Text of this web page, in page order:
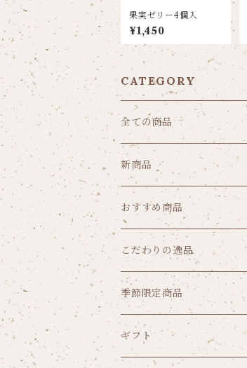
果実ゼリー4個入
¥1,450
CATEGORY
全ての商品
新商品
おすすめ商品
こだわりの逸品
クッキー
パウンドケーキ
季節限定商品
ゼリー
ギフト